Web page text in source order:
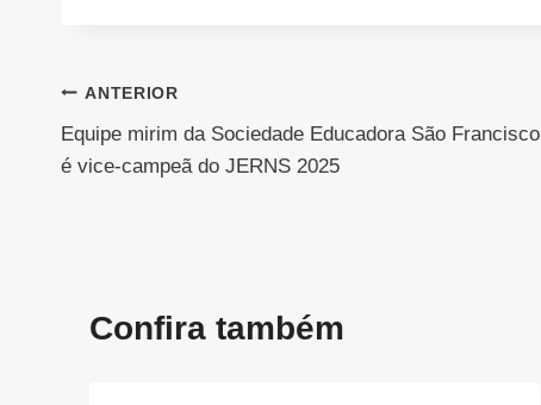
Navegação
de
ANTERIOR
Equipe mirim da Sociedade Educadora São Francisco
é vice-campeã do JERNS 2025
Confira também